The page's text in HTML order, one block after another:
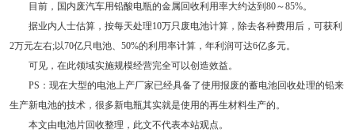
目前，国内废汽车用铅酸电瓶的金属回收利用率大约达到80～85%。
据业内人士估算，按每天处理10万只废电池计算，除去各种费用后，可获利
2万元左右;以70亿只电池、50%的利用率计算，年利润可达6亿多元。
可见，在此领域实施规模经营完全可以创造效益。
PS：现在大型的电池上产厂家已经具备了使用报废的蓄电池回收处理的铅来
生产新电池的技术，很多新电瓶其实就是使用的再生材料生产的。
本文由电池片回收整理，此文不代表本站观点。